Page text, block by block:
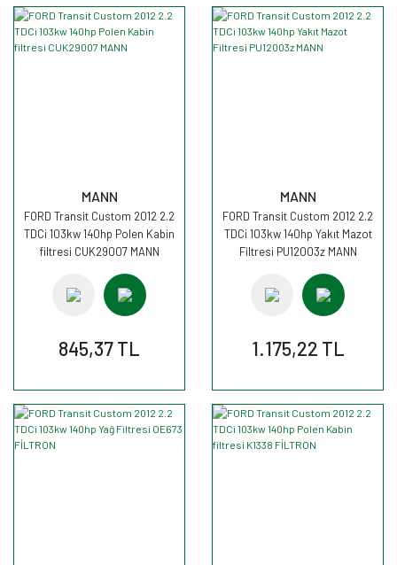
MANN
FORD Transit Custom 2012 2.2
TDCi 103kw 140hp Polen Kabin
filtresi CUK29007 MANN
845,37 TL
MANN
FORD Transit Custom 2012 2.2
TDCi 103kw 140hp Yakıt Mazot
Filtresi PU12003z MANN
1.175,22 TL